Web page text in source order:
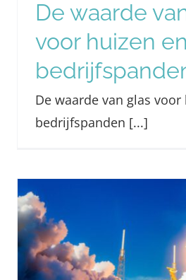
De waarde
voor huizen en
De waarde van glas voor
bedrijfspanden [...]
Vier
++ glas